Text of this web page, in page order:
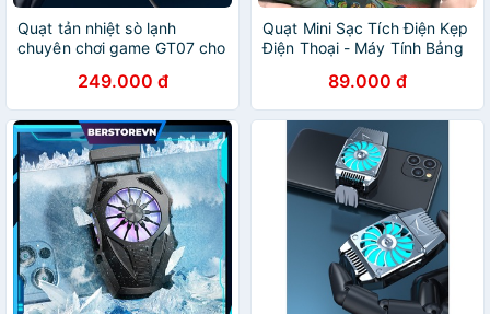
Quạt tản nhiệt sò lạnh
chuyên chơi game GT07 cho
loại chuẩn chất lượng
249.000 đ
Quạt Mini Sạc Tích Điện Kẹp
Điện Thoại - Máy Tính Bảng
- Sống Ảo - Tiktok Cực Đã
89.000 đ